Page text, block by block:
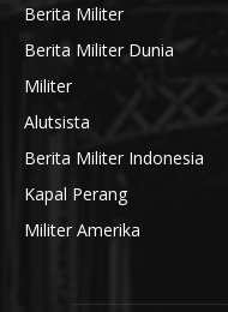
Berita Militer
Berita Militer Dunia
Militer
Alutsista
Berita Militer Indonesia
Kapal Perang
Militer Amerika